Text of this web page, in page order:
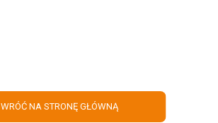
WRÓĆ NA STRONĘ GŁÓWNĄ